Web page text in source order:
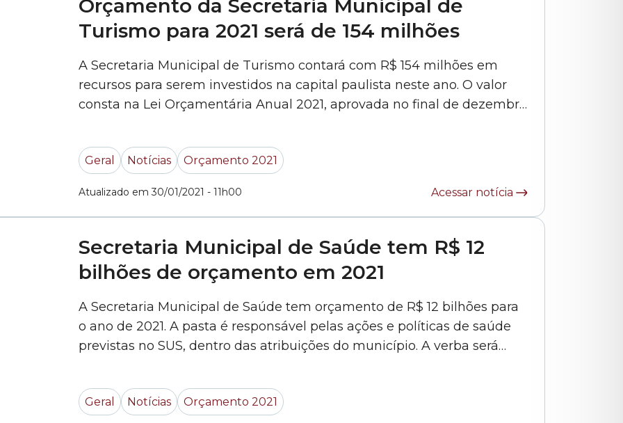
Orçamento da Secretaria Municipal de
Turismo para 2021 será de 154 milhões
A Secretaria Municipal de Turismo contará com R$ 154 milhões em
recursos para serem investidos na capital paulista neste ano. O valor
consta na Lei Orçamentária Anual 2021, aprovada no final de dezembro
Geral Notícias Orçamento 2021
Atualizado em 30/01/2021 - 11h00 Acessar notícia
Secretaria Municipal de Saúde tem R$ 12
bilhões de orçamento em 2021
A Secretaria Municipal de Saúde tem orçamento de R$ 12 bilhões para
o ano de 2021. A pasta é responsável pelas ações e políticas de saúde
previstas no SUS, dentro das atribuições do município. A verba será
manutenção de equipamentos públicos, treinamento de profissionais
da... »
Geral Notícias Orçamento 2021